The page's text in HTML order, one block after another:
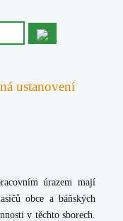
ustanovení
úrazem mají
obce a báňských
v těchto sborech.